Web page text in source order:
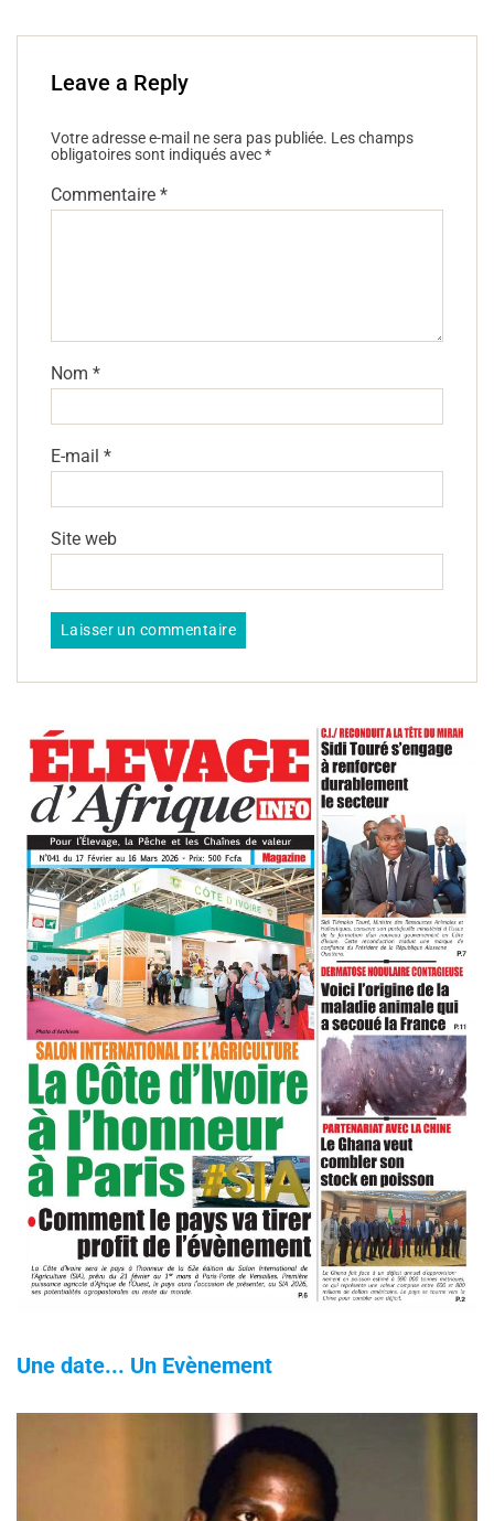
Leave a Reply
Votre adresse e-mail ne sera pas publiée. Les champs
obligatoires sont indiqués avec*
Commentaire *
Nom *
E-mail *
Site web
Une date... Un Evènement